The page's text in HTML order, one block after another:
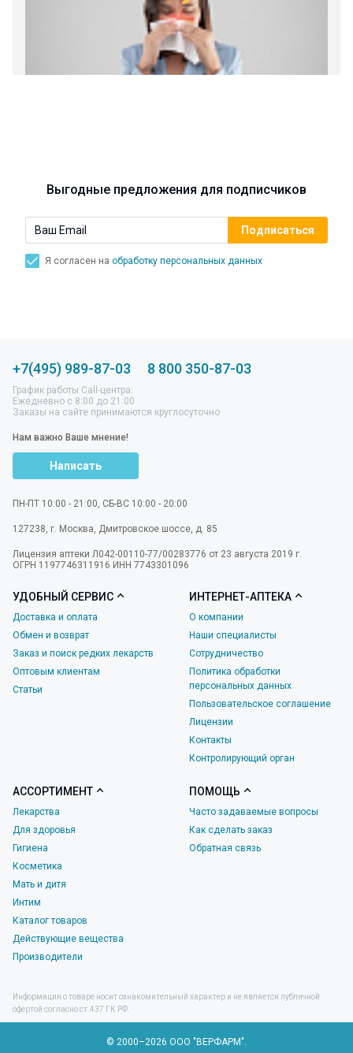
Ларингит: все о ларингите и его лечении. Как
спасти свой голос.
Выгодные предложения для подписчиков
Я согласен на обработку персональных данных
+7(495) 989-87-03 8 800 350-87-03
График работы Call-центра:
Ежедневно с 8:00 до 21:00
Заказы на сайте принимаются круглосуточно
Нам важно Ваше мнение!
Написать
ПН-ПТ 10:00 - 21:00, СБ-ВС 10:00 - 20:00
127238 г. Москва Дмитровское шоссе, д. 85
Лицензия аптеки Л042-00110-77/00283776 от 23 августа 2019 г.
ОГРН 1197746311916 ИНН 7743301096
УДОБНЫЙ СЕРВИС
Доставка и оплата
Обмен и возврат
Заказ и поиск редких лекарств
Оптовым клиентам
Статьи
ИНТЕРНЕТ-АПТЕКА
О компании
Наши специалисты
Сотрудничество
Политика обработки
персональных данных
Пользовательское соглашение
Лицензии
Контакты
Контролирующий орган
АССОРТИМЕНТ
Лекарства
Для здоровья
Гигиена
Косметика
Мать и дитя
Интим
Каталог товаров
Действующие вещества
Производители
ПОМОЩЬ
Часто задаваемые вопросы
Как сделать заказ
Обратная связь
Информация о товаре носит ознакомительный характер и не является публичной
офертой согласно ст.437 ГК РФ.
© 2000–2026 ООО "ВЕРФАРМ".